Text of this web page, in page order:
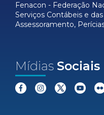
Fenacon - Federação
Serviços Contábeis e
Assessoramento,
Mídias Sociais